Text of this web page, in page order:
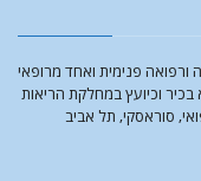
ורפואה פנימית ואחד מרופאי
וכיועץ במחלקת הריאות
סוראסקי, תל אביב